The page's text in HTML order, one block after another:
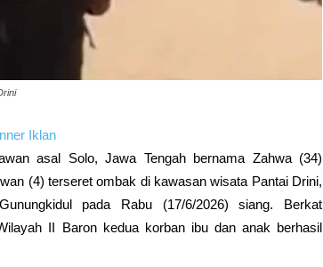
asal Solo, Jawa Tengah bernama Zahwa (34)
(4) terseret ombak di kawasan wisata Pantai Drini,
pada Rabu (17/6/2026) siang. Berkat
II Baron kedua korban ibu dan anak berhasil